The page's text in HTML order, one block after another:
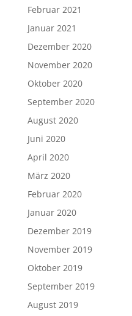
Februar 2021
Januar 2021
Dezember 2020
November 2020
Oktober 2020
September 2020
August 2020
Juni 2020
April 2020
März 2020
Februar 2020
Januar 2020
Dezember 2019
November 2019
Oktober 2019
September 2019
August 2019